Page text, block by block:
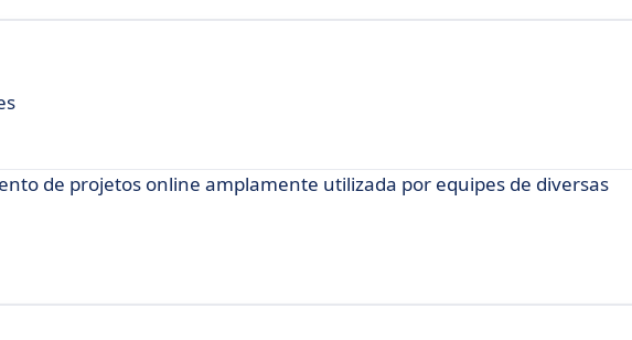
de projetos online amplamente utilizada por equipes de diversas